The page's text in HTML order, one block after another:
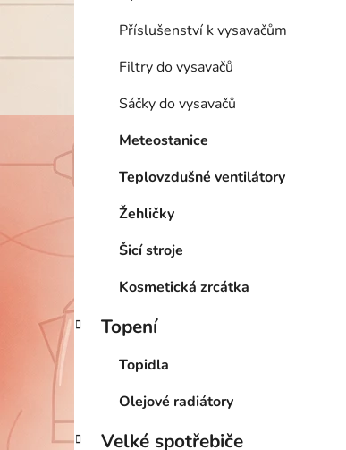
Příslušenství k vysavačům
Filtry do vysavačů
Sáčky do vysavačů
Meteostanice
Teplovzdušné ventilátory
Žehličky
Šicí stroje
Kosmetická zrcátka
Topení
Topidla
Olejové radiátory
Velké spotřebiče